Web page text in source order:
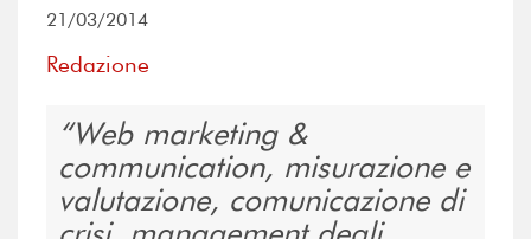
21/03/2014
Redazione
Web marketing &
communication, misurazione e
valutazione, comunicazione di